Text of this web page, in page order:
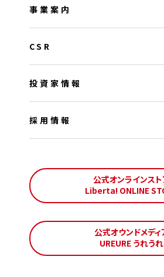
事業案内
CSR
投資家情報
採用情報
公式オンラインスト
Liberta! ONLINE
公式オウンドメディ
UREURE うれうれ